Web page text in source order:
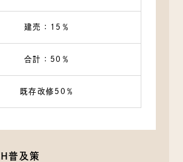
建売：15％
合計：50％
既存改修50％
普及策